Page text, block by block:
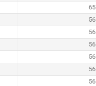
65
56
56
56
56
56
56